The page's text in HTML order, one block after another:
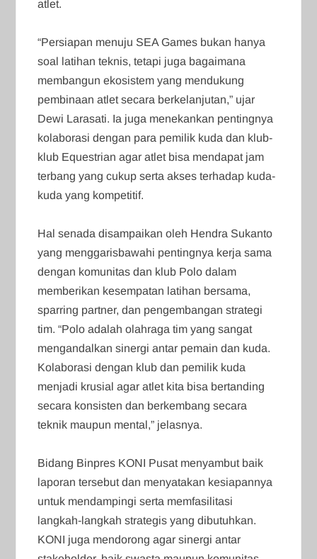
atlet.
‎“Persiapan menuju SEA Games bukan hanya
soal latihan teknis, tetapi juga bagaimana
membangun ekosistem yang mendukung
pembinaan atlet secara berkelanjutan,” ujar
Dewi Larasati. Ia juga menekankan pentingnya
kolaborasi dengan para pemilik kuda dan klub-
klub Equestrian agar atlet bisa mendapat jam
terbang yang cukup serta akses terhadap kuda-
kuda yang kompetitif.
‎Hal senada disampaikan oleh Hendra Sukanto
yang menggarisbawahi pentingnya kerja sama
dengan komunitas dan klub Polo dalam
memberikan kesempatan latihan bersama,
sparring partner, dan pengembangan strategi
tim. “Polo adalah olahraga tim yang sangat
mengandalkan sinergi antar pemain dan kuda.
Kolaborasi dengan klub dan pemilik kuda
menjadi krusial agar atlet kita bisa bertanding
secara konsisten dan berkembang secara
teknik maupun mental,” jelasnya.
‎Bidang Binpres KONI Pusat menyambut baik
laporan tersebut dan menyatakan kesiapannya
untuk mendampingi serta memfasilitasi
langkah-langkah strategis yang dibutuhkan.
KONI juga mendorong agar sinergi antar